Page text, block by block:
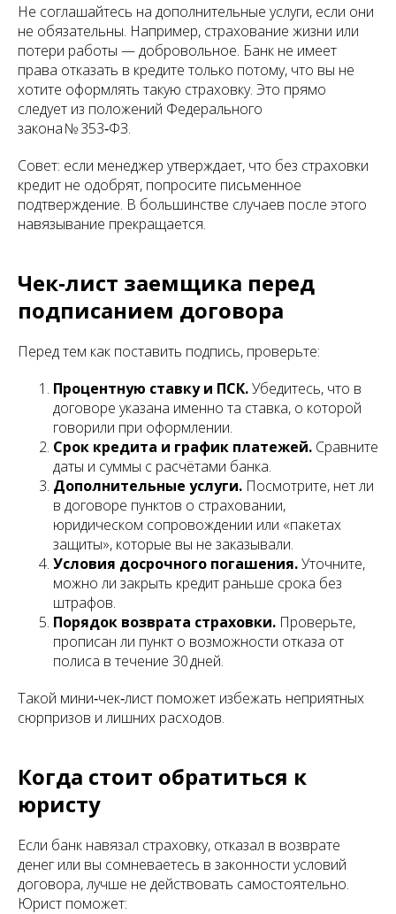
Не соглашайтесь на дополнительные услуги, если они
не обязательны. Например, страхование жизни или
потери работы — добровольное. Банк не имеет
права отказать в кредите только потому, что вы не
хотите оформлять такую страховку. Это прямо
следует из положений Федерального
закона № 353‑ФЗ.
Совет: если менеджер утверждает, что без страховки
кредит не одобрят, попросите письменное
подтверждение. В большинстве случаев после этого
навязывание прекращается.
Чек‑лист заемщика перед
подписанием договора
Перед тем как поставить подпись, проверьте:
Процентную ставку и ПСК.Убедитесь, что в
договоре указана именно та ставка, о которой
говорили при оформлении.
Срок кредита и график платежей. Сравните
даты и суммы с расчётами банка.
Дополнительные услуги. Посмотрите, нет ли
в договоре пунктов о страховании,
юридическом сопровождении или «пакетах
защиты», которые вы не заказывали.
Условия досрочного погашения.Уточните,
можно ли закрыть кредит раньше срока без
штрафов.
Порядок возврата страховки. Проверьте,
прописан ли пункт о возможности отказа от
полиса в течение 30 дней.
Такой мини‑чек‑лист поможет избежать неприятных
сюрпризов и лишних расходов.
Когда стоит обратиться к
юристу
Если банк навязал страховку, отказал в возврате
денег или вы сомневаетесь в законности условий
договора, лучше не действовать самостоятельно.
Юрист поможет: